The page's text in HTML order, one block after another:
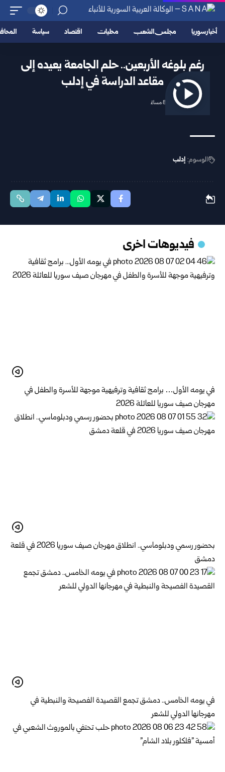
أخبار سوريا مجلس الشعب محليات اقتصاد سياسة
رغم بلوغه الأربعين.. حلم الجامعة يعيده إلى
مقاعد الدراسة في إدلب
2026/06/21 8:08 مساءً
الوسوم: إدلب
فيديوهات اخرى
في يومه الأول… برامج ثقافية وترفيهية موجهة للأسرة والطفل في
مهرجان صيف سوريا للعائلة 2026
بحضور رسمي ودبلوماسي.. انطلاق مهرجان صيف سوريا 2026 في قلعة
دمشق
في يومه الخامس.. دمشق تجمع القصيدة الفصيحة والنبطية في
مهرجانها الدولي للشعر